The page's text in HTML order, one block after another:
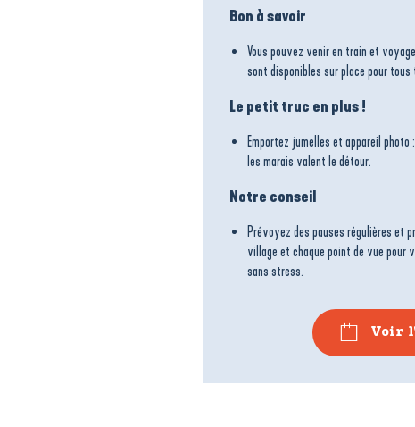
Bon à savoir
Vous pouvez venir en train et
sont disponibles sur place pour
Le petit truc en plus !
Emportez jumelles et appareil
les marais valent le détour.
Notre conseil
Prévoyez des pauses régulières et
village et chaque point de vue pour
sans stress.
Voir